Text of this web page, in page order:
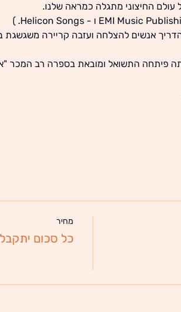
עולם החיצוני מתגלה כמראה שלנו.
אנשים להצלחה ועזבה קריירה
פיתחה התשואל ומובאת בספרה רב המכר
מחיר
כל סכום